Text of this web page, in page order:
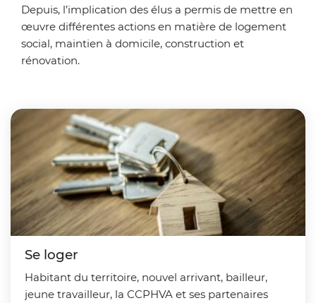
Depuis, l’implication des élus a permis de mettre en
œuvre différentes actions en matière de logement
social, maintien à domicile, construction et
rénovation.
Se loger
Habitant du territoire, nouvel arrivant, bailleur,
jeune travailleur, la CCPHVA et ses partenaires